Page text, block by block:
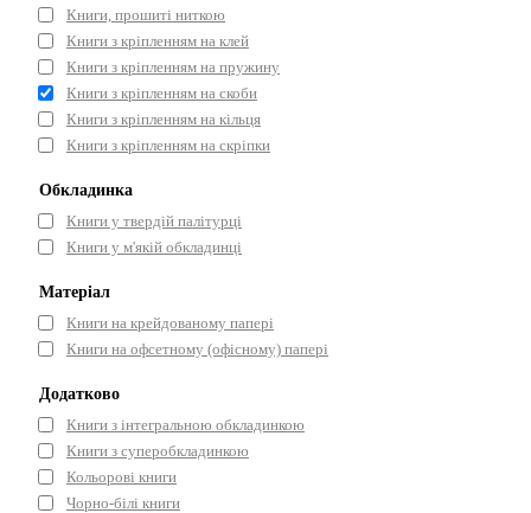
Книги, прошиті ниткою
Книги з кріпленням на клей
Книги з кріпленням на пружину
Книги з кріпленням на скоби
Книги з кріпленням на кільця
Книги з кріпленням на скріпки
Обкладинка
Книги у твердій палітурці
Книги у м'якій обкладинці
Матеріал
Книги на крейдованому папері
Книги на офсетному (офісному) папері
Додатково
Книги з інтегральною обкладинкою
Книги з суперобкладинкою
Кольорові книги
Чорно-білі книги